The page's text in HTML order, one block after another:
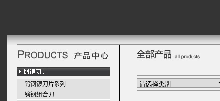
钨钢锣刀片系列
钨钢组合刀